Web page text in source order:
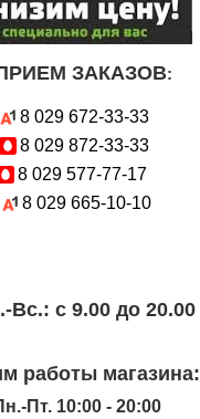
ЗАКАЗОВ:
8 029 672-33-33
8 029 872-33-33
8 029 577-77-17
8 029 665-10-10
Вc.: с 9.00 до 20.00
работы магазина:
Пт. 10:00 - 20:00